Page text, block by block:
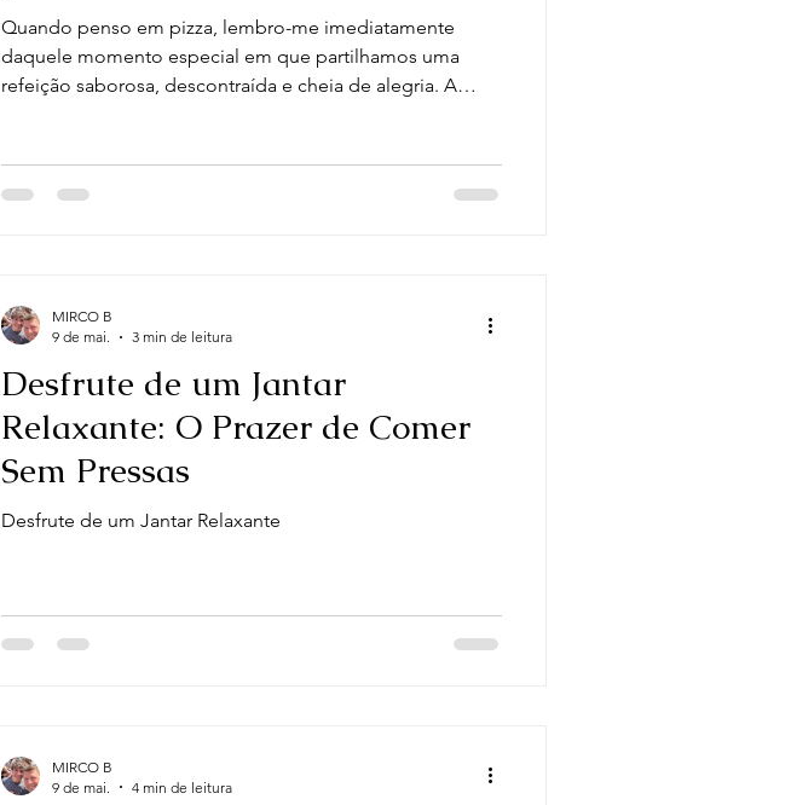
Quando penso em pizza, lembro-me imediatamente
daquele momento especial em que partilhamos uma
refeição saborosa, descontraída e cheia de alegria. A
muitos tipos de pizzas, cada uma com características
únicas que agradam a diferentes paladares? Hoje,
Desfrute de um Jantar
Relaxante: O Prazer de Comer
Sem Pressas
Desfrute de um Jantar Relaxante
MIRCO B
9 de mai.
3 min de leitura
MIRCO B
9 de mai.
4 min de leitura